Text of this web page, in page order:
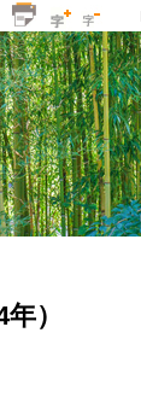
）